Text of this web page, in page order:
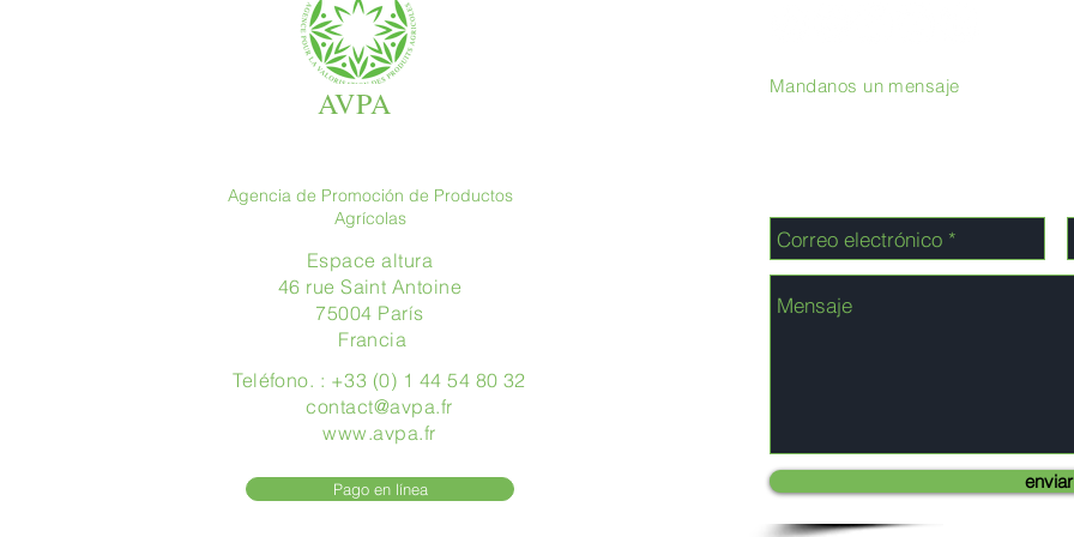
AVPA
Agencia de Promoción de Productos
Agrícolas
Espace altura
46 rue Saint Antoine
75004 París
​ Francia
Teléfono. : +33 (0) 1 44 54 80 32
contact@avpa.fr
www.avpa.fr
Pago en línea
Mandanos un mensaje